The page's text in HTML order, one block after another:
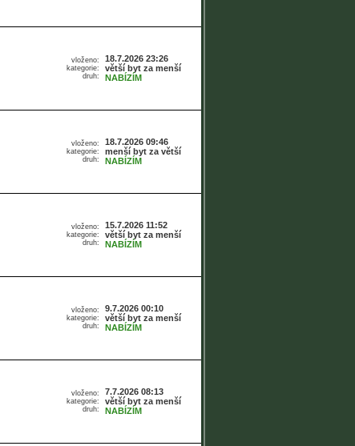
vloženo:
kategorie:
druh:
18.7.2026 23:26
větší byt za menší
NABÍZÍM
vloženo:
kategorie:
druh:
18.7.2026 09:46
menší byt za větší
NABÍZÍM
vloženo:
kategorie:
druh:
15.7.2026 11:52
větší byt za menší
NABÍZÍM
vloženo:
kategorie:
druh:
9.7.2026 00:10
větší byt za menší
NABÍZÍM
vloženo:
kategorie:
druh:
7.7.2026 08:13
větší byt za menší
NABÍZÍM